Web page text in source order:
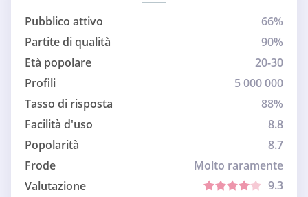
Pubblico attivo
66%
Partite di qualità
90%
Età popolare
20-30
Profili
5 000 000
Tasso di risposta
88%
Facilità d'uso
8.8
Popolarità
8.7
Frode
Molto raramente
Valutazione
9.3